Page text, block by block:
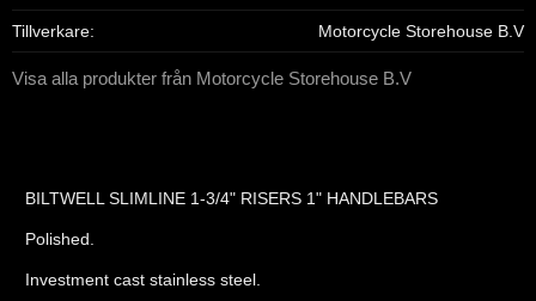
Tillverkare Motorcycle Storehouse B.V
Visa alla produkter från Motorcycle Storehouse B.V
BILTWELL SLIMLINE 1-3/4" RISERS 1" HANDLEBARS
Polished.
Investment cast stainless steel.